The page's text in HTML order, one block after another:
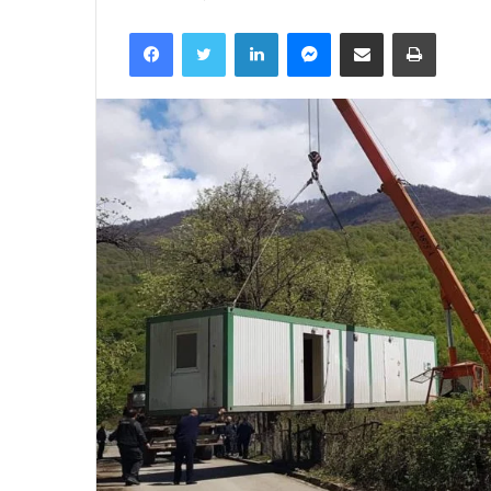
FacebookTwitter LinkedInMessengerმეილზე გაზიარება